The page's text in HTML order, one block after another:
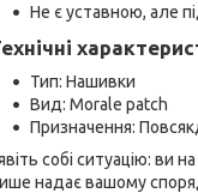
Не є уставною, але
Тип: Нашивки
Вид: Morale patch
Призначення:
собі ситуацію: ви
надає вашому